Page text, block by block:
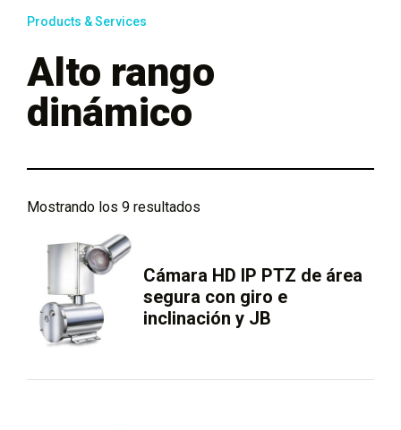
Products & Services
Alto rango
dinámico
Mostrando los 9 resultados
Cámara HD IP PTZ de área
segura con giro e
inclinación y JB